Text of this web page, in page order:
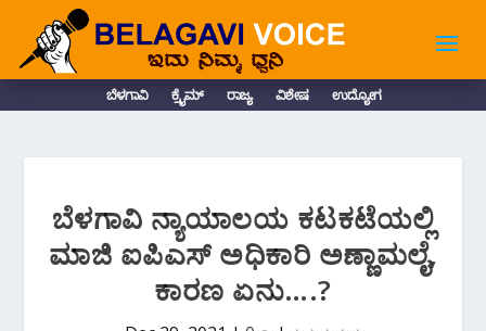
ಬೆಳಗಾವಿ ಕ್ರೈಮ್ ರಾಜ್ಯ ವಿಶೇಷ ಉದ್ಯೋಗ
ಬೆಳಗಾವಿ ನ್ಯಾಯಾಲಯ ಕಟಕಟೆಯಲ್ಲಿ
ಮಾಜಿ ಐಪಿಎಸ್ ಅಧಿಕಾರಿ ಅಣ್ಣಾಮಲೈ,
ಕಾರಣ ಏನು….?